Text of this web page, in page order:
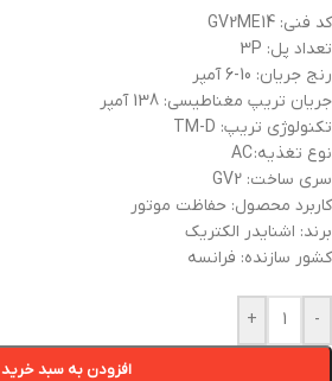
کد فنی: GV2ME14
تعداد پل: 3P
رنج جریان: 10-6 آمپر
جریان تریپ مغناطیسی: 138 آمپر
تکنولوژی تریپ: TM-D
نوع تغذیه: AC
سری ساخت: GV2
کاربرد محصول: حفاظت موتور
برند: اشنایدر الکتریک
کشور سازنده: فرانسه
-
+
افزودن به سبد خرید